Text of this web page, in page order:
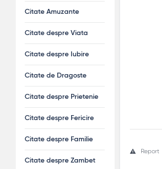
Report
Citate Amuzante
Citate despre Viata
Citate despre Iubire
Citate de Dragoste
Citate despre Prietenie
Citate despre Fericire
Citate despre Familie
Citate despre Zambet